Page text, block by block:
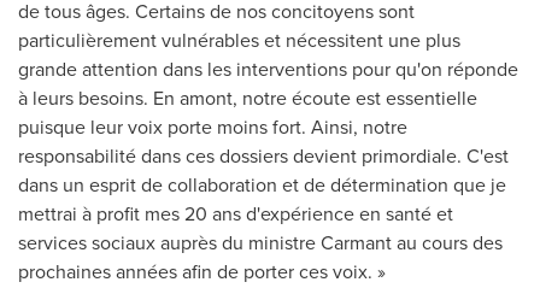
de tous âges. Certains de nos concitoyens sont
particulièrement vulnérables et nécessitent une plus
grande attention dans les interventions pour qu'on réponde
à leurs besoins. En amont, notre écoute est essentielle
puisque leur voix porte moins fort. Ainsi, notre
responsabilité dans ces dossiers devient primordiale. C'est
dans un esprit de collaboration et de détermination que je
mettrai à profit mes 20 ans d'expérience en santé et
services sociaux auprès du ministre Carmant au cours des
prochaines années afin de porter ces voix. »